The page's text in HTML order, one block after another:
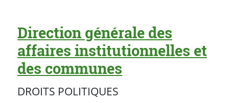
Direction générale des
affaires institutionnelles et
des communes
DROITS POLITIQUES